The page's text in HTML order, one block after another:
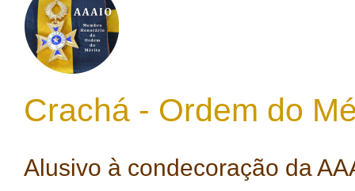
Crachá - Ordem do
Alusivo à condecoração da